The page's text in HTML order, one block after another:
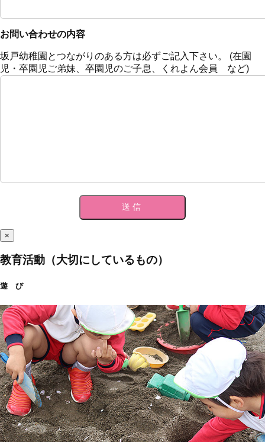
お問い合わせの内容
坂戸幼稚園とつながりのある方は必ずご記入下さい。 (在園
児・卒園児ご弟妹、卒園児のご子息、くれよん会員 など)
×
教育活動（大切にしているもの）
遊 び